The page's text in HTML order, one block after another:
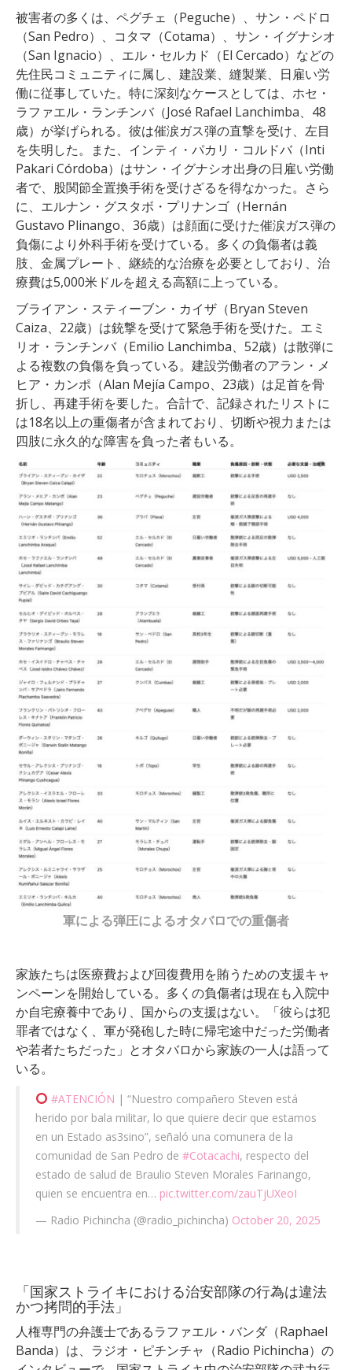
被害者の多くは、ペグチェ（Peguche）、サン・ペドロ
（San Pedro）、コタマ（Cotama）、サン・イグナシオ
（San Ignacio）、エル・セルカド（El Cercado）などの
先住民コミュニティに属し、建設業、縫製業、日雇い労
働に従事していた。特に深刻なケースとしては、ホセ・
ラファエル・ランチンバ（José Rafael Lanchimba、48
歳）が挙げられる。彼は催涙ガス弾の直撃を受け、左目
を失明した。また、インティ・パカリ・コルドバ（Inti
Pakari Córdoba）はサン・イグナシオ出身の日雇い労働
者で、股関節全置換手術を受けざるを得なかった。さら
に、エルナン・グスタボ・プリナンゴ（Hernán
Gustavo Plinango、36歳）は顔面に受けた催涙ガス弾の
負傷により外科手術を受けている。多くの負傷者は義
肢、金属プレート、継続的な治療を必要としており、治
療費は5,000米ドルを超える高額に上っている。
ブライアン・スティーブン・カイザ（Bryan Steven
Caiza、22歳）は銃撃を受けて緊急手術を受けた。エミ
リオ・ランチンバ（Emilio Lanchimba、52歳）は散弾に
よる複数の負傷を負っている。建設労働者のアラン・メ
ヒア・カンポ（Alan Mejía Campo、23歳）は足首を骨
折し、再建手術を要した。合計で、記録されたリストに
は18名以上の重傷者が含まれており、切断や視力または
四肢に永久的な障害を負った者もいる。
軍による弾圧によるオタバロでの重傷者
家族たちは医療費および回復費用を賄うための支援キャ
ンペーンを開始している。多くの負傷者は現在も入院中
か自宅療養中であり、国からの支援はない。「彼らは犯
罪者ではなく、軍が発砲した時に帰宅途中だった労働者
や若者たちだった」とオタバロから家族の一人は語って
いる。
#ATENCIÓN | “Nuestro compañero Steven está
herido por bala militar, lo que quiere decir que estamos
en un Estado as3sino”, señaló una comunera de la
comunidad de San Pedro de #Cotacachi, respecto del
estado de salud de Braulio Steven Morales Farinango,
quien se encuentra en… pic.twitter.com/zauTjUXeoI
— Radio Pichincha (@radio_pichincha) October 20, 2025
「国家ストライキにおける治安部隊の行為は違法
かつ拷問的手法」
人権専門の弁護士であるラファエル・バンダ（Raphael
Banda）は、ラジオ・ピチンチャ（Radio Pichincha）の